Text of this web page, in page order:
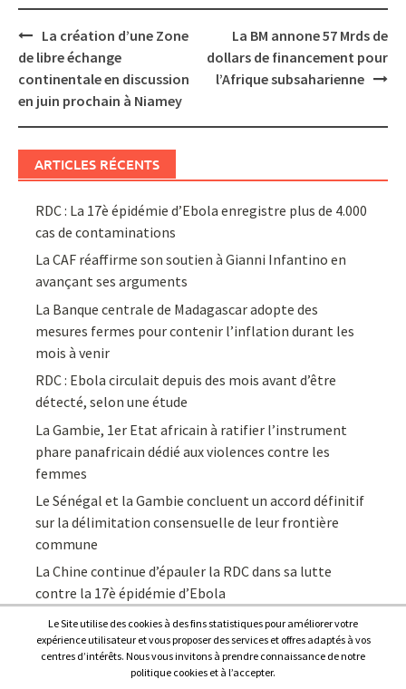
Post
navigation
La création d’une Zone
de libre échange
continentale en discussion
en juin prochain à Niamey
La BM annone 57 Mrds de
dollars de financement pour
l’Afrique subsaharienne
ARTICLES RÉCENTS
RDC : La 17è épidémie d’Ebola enregistre plus de 4.000
cas de contaminations
La CAF réaffirme son soutien à Gianni Infantino en
avançant ses arguments
La Banque centrale de Madagascar adopte des
mesures fermes pour contenir l’inflation durant les
mois à venir
RDC : Ebola circulait depuis des mois avant d’être
détecté, selon une étude
La Gambie, 1er Etat africain à ratifier l’instrument
phare panafricain dédié aux violences contre les
femmes
Le Sénégal et la Gambie concluent un accord définitif
sur la délimitation consensuelle de leur frontière
commune
La Chine continue d’épauler la RDC dans sa lutte
contre la 17è épidémie d’Ebola
Le Site utilise des cookies à des fins statistiques pour améliorer votre
expérience utilisateur et vous proposer des services et offres adaptés à vos
centres d’intérêts. Nous vous invitons à prendre connaissance de notre
politique cookies et à l’accepter.